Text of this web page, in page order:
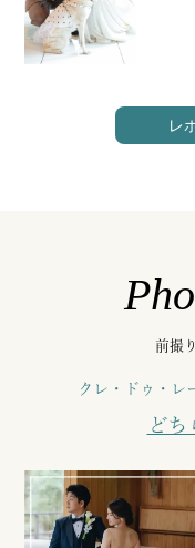
レ
前撮
クレ・ドゥ・レ
ど